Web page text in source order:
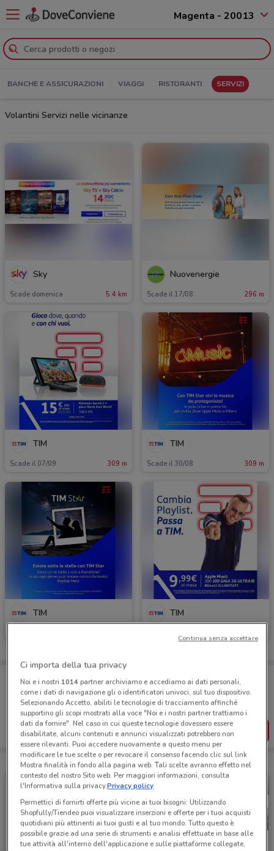
Magenta - 20013
BANCHE E ASSICURAZIONI VIAGGI RISTORANTI SERVIZI
Volantini Servizi nelle vicinanze
Sky
Scade domenica 5.4 km
Nuovenergie
Scade il 17/08 296 m
TIM
Scade il 07/09 309 m
TIM
Scade il 30/08 309 m
TIM TIM
Puoi trovare le migliori offerte dei negozi vicino a te,
salvarle e creare la tua lista del risparmio, comodamente
dal tuo cellulare.
SCARICA L’APP
Ci importa della tua privacy
Noi e i nostri 1014partner archiviamo e accediamo ai dati personali,
come i dati di navigazione gli o identificatori univoci, sul tuo dispositivo.
Selezionando Accetto, abiliti le tecnologie di tracciamento affinché
supportino gli scopi mostrati alla voce "Noi e i nostri partner trattiamo i
dati da fornire". Nel caso in cui queste tecnologie dovessero essere
disabilitate, alcuni contenuti e annunci visualizzati potrebbero non
essere rilevanti. Puoi accedere nuovamente a questo menu per
modificare le tue scelte o per revocare il consenso facendo clic sul link
Mostra finalità in fondo alla pagina web. Tali scelte avranno effetto nel
contesto del nostro Sito web. Per maggiori informazioni, consulta
l'Informativa sulla privacy.Privacy policy
Permettici di fornirti offerte più vicine ai tuoi bisogni: Utilizzando
Shopfully/Tiendeo puoi visualizzare inserzioni e offerte per i tuoi acquisti
quotidiani più attinenti ai tuoi gusti e al tuo mondo. Tutto questo è
possibile grazie ad una serie di strumenti e analisi effettuate in base alle
tue attività all'interno dell'applicazione e sulle piattaforme collegate,
Continua senza accettare